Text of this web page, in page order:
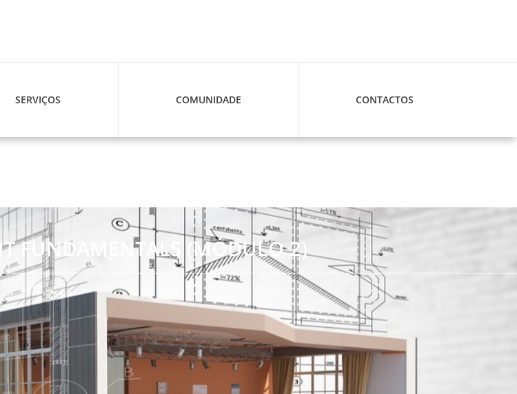
SERVIÇOS COMUNIDADE CONTACTOS
FUNDAMENTALS (MÓDULO 2)